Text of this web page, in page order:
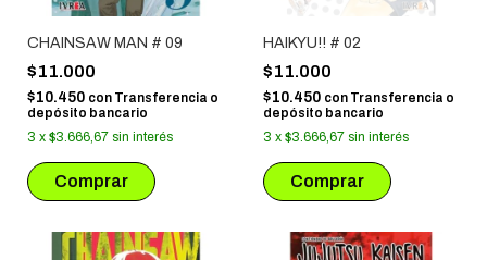
CHAINSAW MAN # 09
$11.000
$10.450 con Transferencia o
depósito bancario
3 x $3.666,67 sin interés
HAIKYU!! # 02
$11.000
$10.450 con Transferencia o
depósito bancario
3 x $3.666,67 sin interés